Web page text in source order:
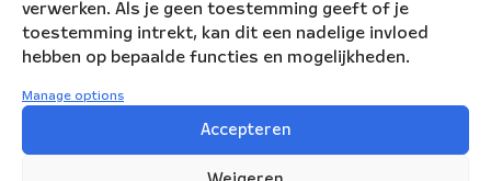
verwerken. Als je geen toestemming geeft of je
toestemming intrekt, kan dit een nadelige invloed
hebben op bepaalde functies en mogelijkheden.
Manage options
Accepteren
Nederlandse Blazers Ensemble
Korte Leidsedwarsstraat 12